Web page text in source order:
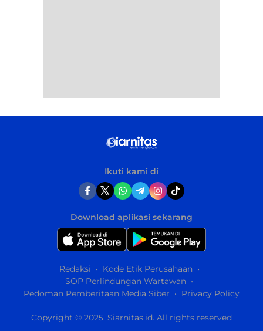
Ikuti kami di
Download aplikasi sekarang
Redaksi
Kode Etik Perusahaan
SOP Perlindungan Wartawan
Pedoman Pemberitaan Media Siber
Privacy Policy
Copyright © 2025. Siarnitas.id. All rights reserved